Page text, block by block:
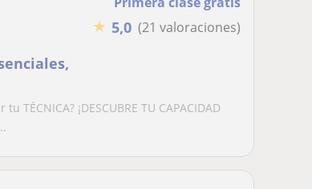
★ 5,0 (21 valoraciones)
¡DESCUBRE TU CAPACIDAD